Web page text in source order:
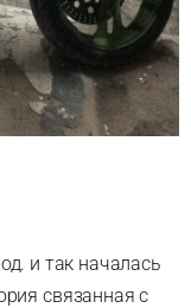
и так началась
связанная с